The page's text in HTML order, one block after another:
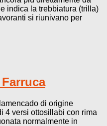
indica la trebbiatura (trilla)
si riunivano per
di origine
4 versi ottosillabi con rima
normalmente in